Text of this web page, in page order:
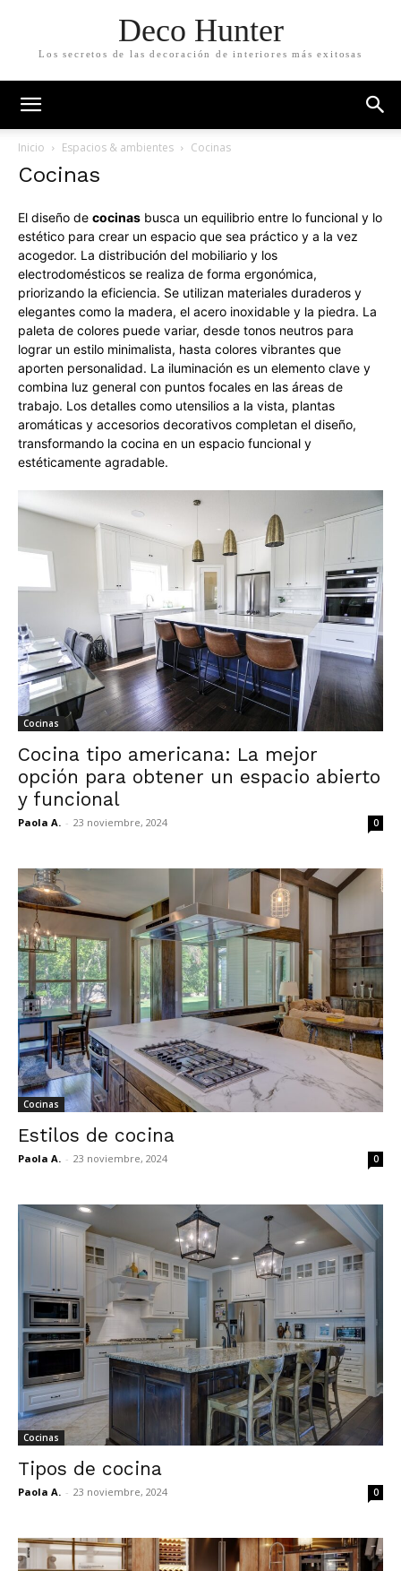
Deco Hunter
Los secretos de las decoración de interiores más exitosas
Inicio Espacios & ambientes Cocinas
Cocinas
El diseño de cocinas busca un equilibrio entre lo funcional y lo
estético para crear un espacio que sea práctico y a la vez
acogedor. La distribución del mobiliario y los
electrodomésticos se realiza de forma ergonómica,
priorizando la eficiencia. Se utilizan materiales duraderos y
elegantes como la madera, el acero inoxidable y la piedra. La
paleta de colores puede variar, desde tonos neutros para
lograr un estilo minimalista, hasta colores vibrantes que
aporten personalidad. La iluminación es un elemento clave y
combina luz general con puntos focales en las áreas de
trabajo. Los detalles como utensilios a la vista, plantas
aromáticas y accesorios decorativos completan el diseño,
transformando la cocina en un espacio funcional y
estéticamente agradable.
Cocinas
Cocina tipo americana: La mejor
opción para obtener un espacio abierto
y funcional
Paola A. - 23 noviembre, 2024 0
Cocinas
Estilos de cocina
Paola A. - 23 noviembre, 2024 0
Cocinas
Tipos de cocina
Paola A. - 23 noviembre, 2024 0